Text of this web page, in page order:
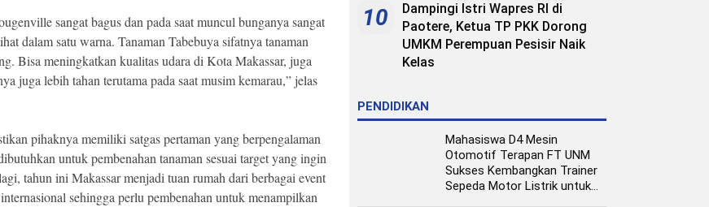
sangat bagus dan pada saat muncul bunganya sangat
dalam satu warna. Tanaman Tabebuya sifatnya tanaman
Bisa meningkatkan kualitas udara di Kota Makassar, juga
juga lebih tahan terutama pada saat musim kemarau,” jelas
pihaknya memiliki satgas pertaman yang berpengalaman
untuk pembenahan tanaman sesuai target yang ingin
tahun ini Makassar menjadi tuan rumah dari berbagai event
sehingga perlu pembenahan untuk menampilkan
10
Dampingi Istri Wapres RI di
Paotere, Ketua TP PKK Dorong
UMKM Perempuan Pesisir Naik
Kelas
PENDIDIKAN
Mahasiswa D4 Mesin
Otomotif Terapan FT UNM
Sukses Kembangkan Trainer
Sepeda Motor Listrik untuk